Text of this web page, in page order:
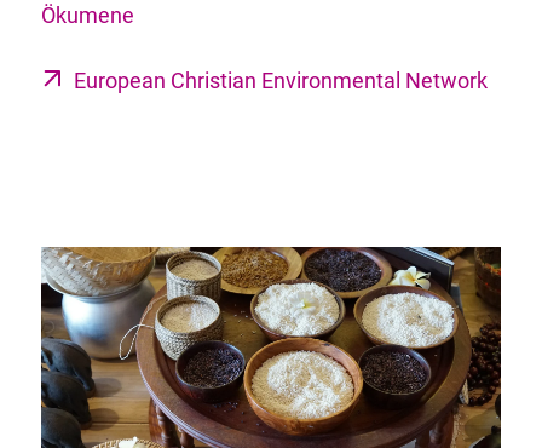
Ökumene
European Christian Environmental Network